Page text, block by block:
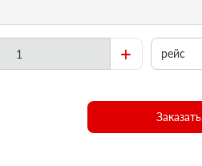
+ рейс
Заказать